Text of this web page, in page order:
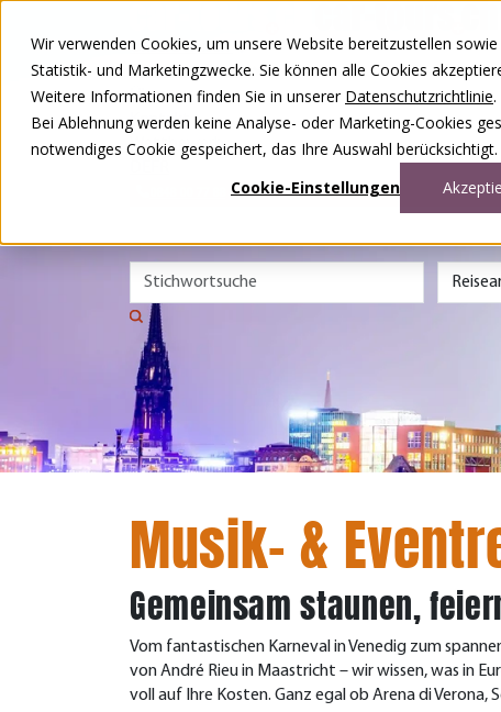
Wir verwenden Cookies, um unsere Website bereitzustellen
Statistik- und Marketingzwecke. Sie können alle Cookies
Weitere Informationen finden Sie in unserer Datenschutzrichtlinie.
Bei Ablehnung werden keine Analyse- oder Marketing-Cookies
notwendiges Cookie gespeichert, das Ihre Auswahl berücksichtigt.
Cookie-Einstellungen
Unsere Reisen
Rund ums Reisen
Über uns
Kontakt
Wettbewerb
Musik- &
Gemeinsam staunen,
Vom fantastischen Karneval in Venedig zum
von André Rieu in Maastricht – wir wissen, was in
voll auf Ihre Kosten. Ganz egal ob Arena di Verona,